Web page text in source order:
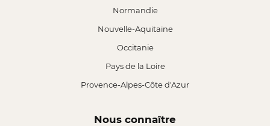
Normandie
Nouvelle-Aquitaine
Occitanie
Pays de la Loire
Provence-Alpes-Côte d'Azur
Nous connaître